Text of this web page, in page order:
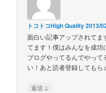
トコトコHigh Quality2013/
面白い記事アップされてま
てます！僕はみんなを成
ブログやってるんでやって
い！あと読者登録してもら
返信 ↓